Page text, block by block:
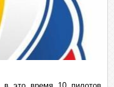
это время 10 пилотов